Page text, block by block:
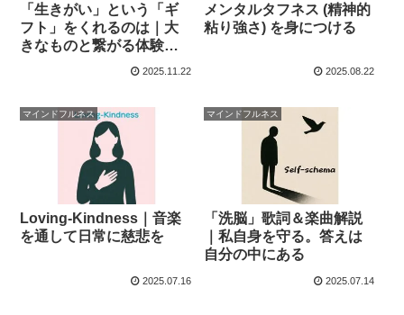
「生きがい」という「ギ
フト」をくれるのは｜大
きなものと繋がる体験の
2025.11.22
メンタルタフネス (精神的
粘り強さ) を身につける
2025.08.22
マインドフルネス
Loving-Kindness｜音楽
を通して日常に慈悲を
2025.07.16
マインドフルネス
「洗脳」歌詞＆楽曲解説
｜私自身を守る。答えは
自分の中にある
2025.07.14